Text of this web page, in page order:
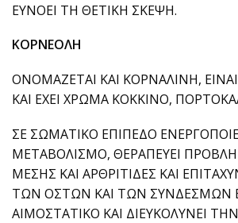
ΕΥΝΟΕΙ ΤΗ ΘΕΤΙΚΗ ΣΚΕΨΗ.
ΚΟΡΝΕΟΛΗ
ΟΝΟΜΑΖΕΤΑΙ ΚΑΙ ΚΟΡΝΑΛΙΝΗ,
ΚΑΙ ΕΧΕΙ ΧΡΩΜΑ ΚΟΚΚΙΝΟ,
ΣΕ ΣΩΜΑΤΙΚΟ ΕΠΙΠΕΔΟ
ΜΕΤΑΒΟΛΙΣΜΟ, ΘΕΡΑΠΕΥΕΙ
ΜΕΣΗΣ ΚΑΙ ΑΡΘΡΙΤΙΔΕΣ ΚΑΙ
ΤΩΝ ΟΣΤΩΝ ΚΑΙ ΤΩΝ ΣΥΝΔΕΣΜΩΝ
ΑΙΜΟΣΤΑΤΙΚΟ ΚΑΙ ΔΙΕΥΚΟΛΥΝΕΙ